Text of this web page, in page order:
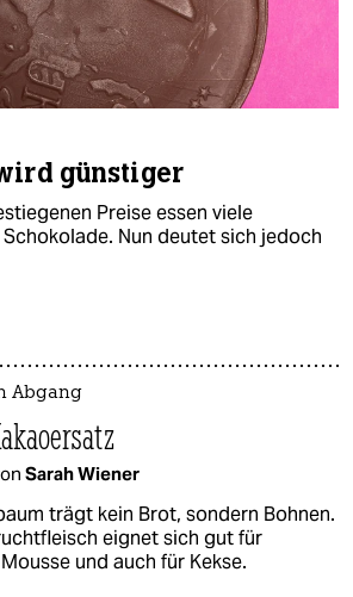
günstiger
Preise essen viele
Nun deutet sich jedoch
Abgang
Sarah Wiener
trägt kein Brot, sondern Bohnen.
eignet sich gut für
und auch für Kekse.